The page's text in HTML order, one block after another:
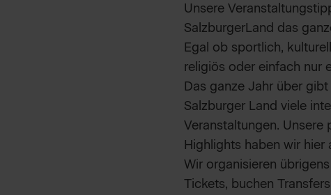
Unsere
SalzburgerLand das
Egal ob sportlich,
religiös oder einfach nur
Das ganze Jahr über gibt
Salzburger Land viele
Veranstaltungen. Unsere
Highlights haben wir hier
Wir organisieren
Tickets, buchen